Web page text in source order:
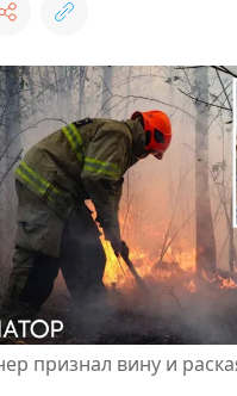
признал вину и